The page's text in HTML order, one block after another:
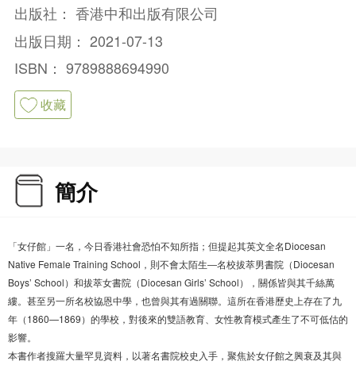
出版社： 香港中和出版有限公司
出版日期： 2021-07-13
ISBN： 9789888694990
收藏
簡介
「女仔館」一名，今日香港社會恐怕不知所指；但提起其英文全名Diocesan
Native Female Training School，則不會太陌生―名校拔萃男書院（Diocesan
Boys’ School）和拔萃女書院（Diocesan Girls’ School），關係皆與其千絲萬
縷。甚至另一所名校協恩中學，也曾與其有過關聯。這所在香港歷史上存在了九
年（1860—1869）的學校，對後來的雙語教育、女性教育模式產生了不可低估的
影響。
本書作者搜羅大量罕見資料，以著名書院校史入手，聚焦於女仔館之興衰及其與